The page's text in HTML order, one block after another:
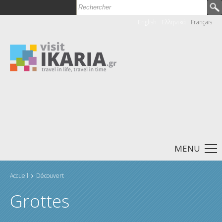
Formulaire de recherche
Rechercher
Français
MENU
Accueil Découvert
Grottes